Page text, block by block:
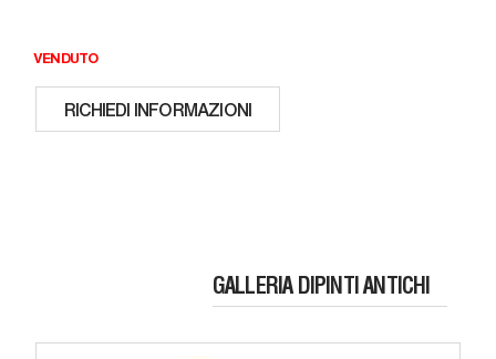
VENDUTO
RICHIEDI INFORMAZIONI
GALLERIA DIPINTI ANTICHI